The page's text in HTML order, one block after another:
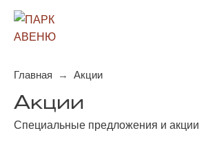
Главная → Акции
Акции
Специальные предложения и акции